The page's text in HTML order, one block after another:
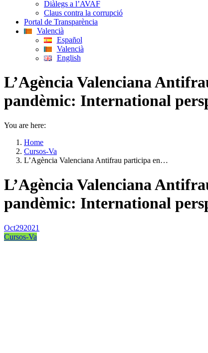
Diàlegs a l’AVAF
Claus contra la corrupció
Portal de Transparència
Valencià
Español
Valencià
English
L’Agència Valenciana
pandèmic: International
You are here:
Home
Cursos-Va
L’Agència Valenciana Antifrau participa en…
L’Agència Valenciana
pandèmic: International
Oct292021
Cursos-Va